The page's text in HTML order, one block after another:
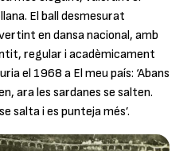
El ball desmesurat
en dansa nacional, amb
regular i acadèmicament
el 1968 a El meu país: ‘Abans
ara les sardanes se salten.
salta i es punteja més’.